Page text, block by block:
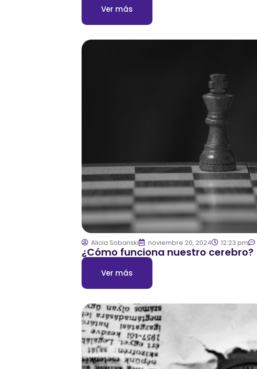
Ver más
Alicia Sobanski noviembre 20, 2024 12:23 pm
¿Cómo funciona nuestro cerebro?
Ver más